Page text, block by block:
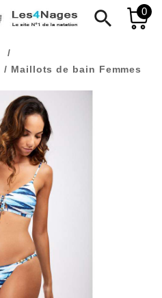
search 0
Maillots de bain Femmes